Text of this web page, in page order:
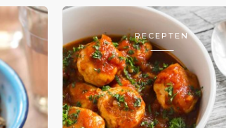
RECEPTEN